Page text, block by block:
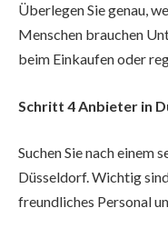
Überlegen Sie genau,
Menschen brauchen
beim Einkaufen oder
Schritt 4 Anbieter in
Suchen Sie nach einem
Düsseldorf. Wichtig
freundliches Personal